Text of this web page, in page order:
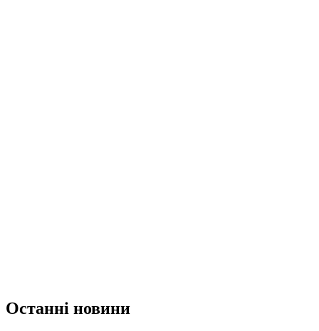
Останні новини